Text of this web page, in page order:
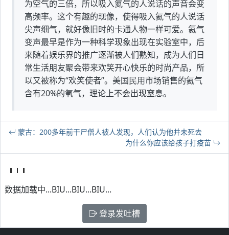
为空气的三倍，所以吸入氦气的人说话的声音会变
高频率。这个有趣的现像，使得吸入氦气的人说话
尖声细气，就好像旧时的卡通人物一样可爱。氦气
变声最早是作为一种科学现象出现在实验室中，后
来随着娱乐界的推广逐渐被人们熟知，成为人们日
常生活朋友聚会带来欢笑开心快乐的时尚产品，所
以又被称为“欢笑使者”。美国民用市场销售的氦气
含有20%的氧气，理论上不会出现窒息。
蒙古：200多年前干尸僧人被人发现，人们认为他并未死去
为什么你应该给孩子打疫苗
数据加载中...BIU...BIU...BIU...
登录发吐槽